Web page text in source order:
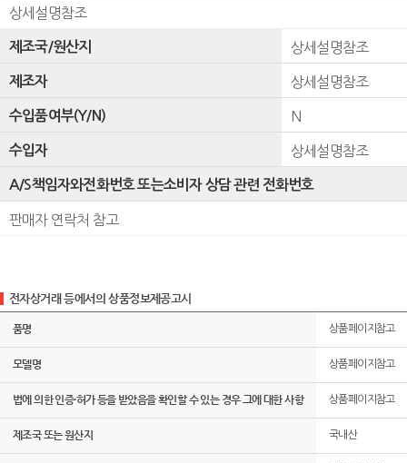
상세설명참조
제조국/원산지 상세설명참조
제조자 상세설명참조
수입품여부(Y/N) N
수입자 상세설명참조
A/S책임자와전화번호 또는소비자 상담 관련 전화번호
판매자 연락처 참고
전자상거래 등에서의 상품정보제공고시
품명 상품페이지참고
모델명 상품페이지참고
법에 의한 인증·허가 등을 받았음을 확인할 수 있는 경우 그에 대한 사항 상품페이지참고
제조국 또는 원산지 국내산